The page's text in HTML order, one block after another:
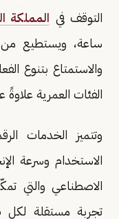
التوقف في المملكة
ساعة، ويستطيع من
والاستمتاع بتنوع
الفئات العمرية علاوةً
وتتميز الخدمات
الاستخدام وسرعة
الاصطناعي والتي
تجربة مستقلة لكل